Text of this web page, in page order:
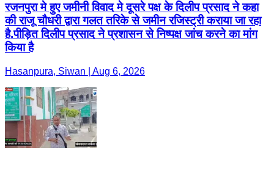
रजनपुरा मे हुए जमीनी विवाद मे दूसरे पक्ष के दिलीप प्रसाद ने कहा
की राजू चौधरी द्वारा गलत तरिके से जमीन रजिस्ट्री कराया जा रहा
है.पीड़ित दिलीप प्रसाद ने प्रशासन से निष्पक्ष जांच करने का मांग
किया है
Hasanpura, Siwan | Aug 6, 2026